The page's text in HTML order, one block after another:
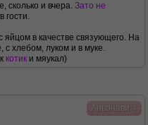
сколько и вчера. Зато не
гости.
в качестве связующего. На
хлебом, луком и в муке.
котик и мяукал)
Анвонави